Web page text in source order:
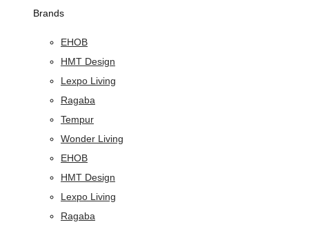
Brands
EHOB
HMT Design
Lexpo Living
Ragaba
Tempur
Wonder Living
EHOB
HMT Design
Lexpo Living
Ragaba